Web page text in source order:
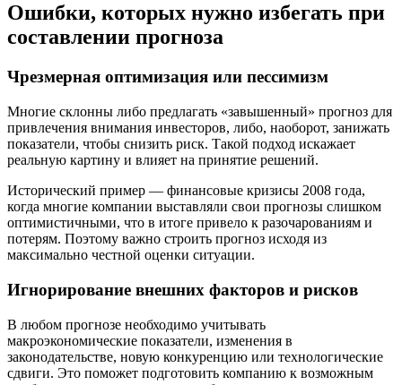
Ошибки, которых нужно избегать при
составлении прогноза
Чрезмерная оптимизация или пессимизм
Многие склонны либо предлагать «завышенный» прогноз для
привлечения внимания инвесторов, либо, наоборот, занижать
показатели, чтобы снизить риск. Такой подход искажает
реальную картину и влияет на принятие решений.
Исторический пример — финансовые кризисы 2008 года,
когда многие компании выставляли свои прогнозы слишком
оптимистичными, что в итоге привело к разочарованиям и
потерям. Поэтому важно строить прогноз исходя из
максимально честной оценки ситуации.
Игнорирование внешних факторов и рисков
В любом прогнозе необходимо учитывать
макроэкономические показатели, изменения в
законодательстве, новую конкуренцию или технологические
сдвиги. Это поможет подготовить компанию к возможным